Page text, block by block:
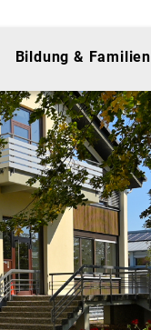
Bildung & Familien